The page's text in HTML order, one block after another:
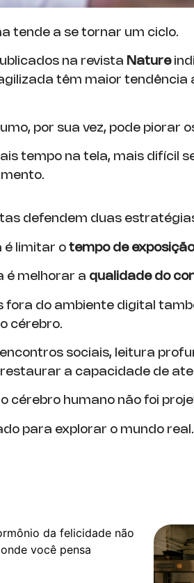
tende a se tornar um ciclo.
na revista Nature
têm maior tendência
por sua vez, pode piorar
tempo na tela, mais difícil
defendem duas
é limitar o tempo de
é melhorar a qualidade do
fora do ambiente digital
cérebro.
sociais, leitura
a capacidade de
o cérebro humano não foi
para explorar o mundo real.